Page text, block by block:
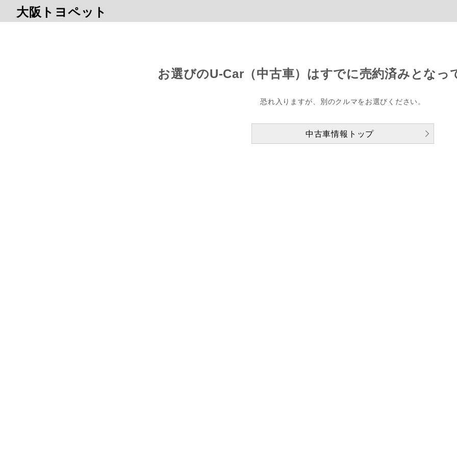
大阪トヨペット
お選びのU-Car（中古車）はすでに売約済みとなっ
恐れ入りますが、別のクルマをお選びください。
中古車情報トップ